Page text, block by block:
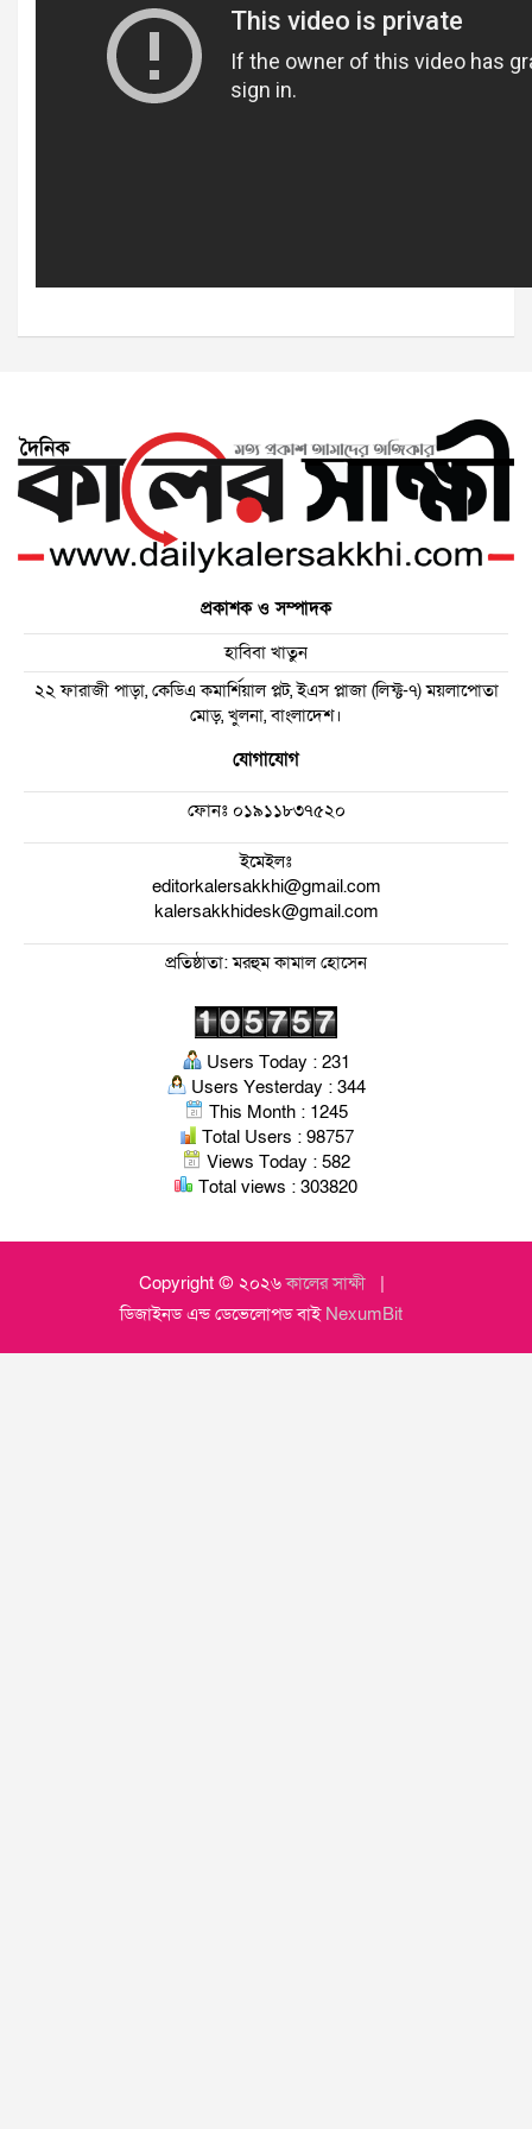
প্রকাশক ও সম্পাদক
হাবিবা খাতুন
২২ ফারাজী পাড়া, কেডিএ কমার্শিয়াল প্লট, ইএস প্লাজা (লিফ্ট-৭) ময়লাপোতা
মোড়, খুলনা, বাংলাদেশ।
যোগাযোগ
ফোনঃ০১৯১১৮৩৭৫২০
ইমেইলঃ
editorkalersakkhi@gmail.com
kalersakkhidesk@gmail.com
প্রতিষ্ঠাতা: মরহুম কামাল হোসেন
Users Today : 231
Users Yesterday : 344
This Month : 1245
Total Users : 98757
Views Today : 582
Total views : 303820
Copyright © ২০২৬কালের সাক্ষী
ডিজাইনড এন্ড ডেভেলোপড বাই NexumBit